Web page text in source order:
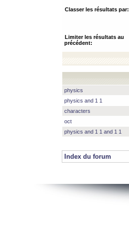
Classer les résultats par:
Limiter les résultats au
précédent:
physics
physics and 1 1
characters
oct
physics and 1 1 and 1 1
Index du forum